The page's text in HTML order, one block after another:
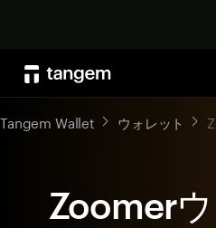
Tangem Wallet ウォレット
Zoomer